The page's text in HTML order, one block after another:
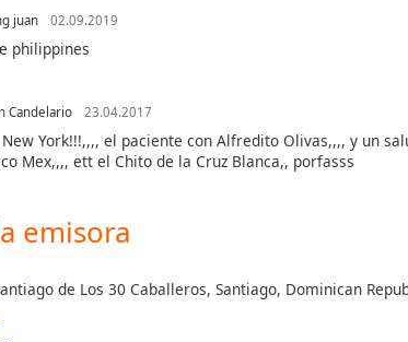
juan 02.09.2019
philippines
Candelario 23.04.2017
York!!!,,,, el paciente con Alfredito Olivas,,,, y un
Mex,,,, ett el Chito de la Cruz Blanca,, porfasss
emisora
de Los 30 Caballeros, Santiago, Dominican